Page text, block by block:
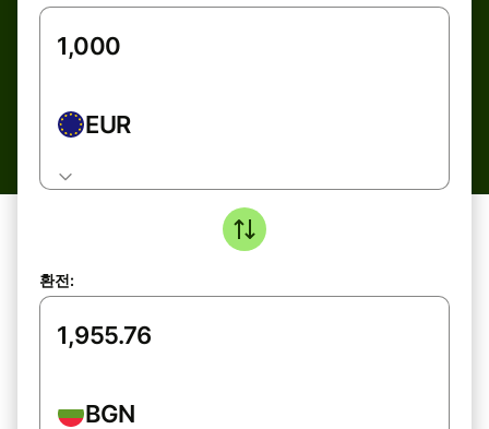
EUR
환전:
BGN